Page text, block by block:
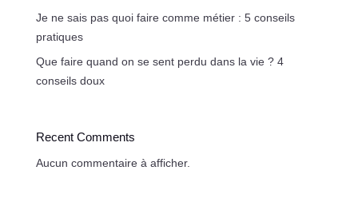
Je ne sais pas quoi faire comme métier : 5 conseils
pratiques
Que faire quand on se sent perdu dans la vie ? 4
conseils doux
Recent Comments
Aucun commentaire à afficher.